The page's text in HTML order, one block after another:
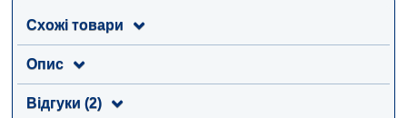
Схожі товари
Опис
Відгуки (2)